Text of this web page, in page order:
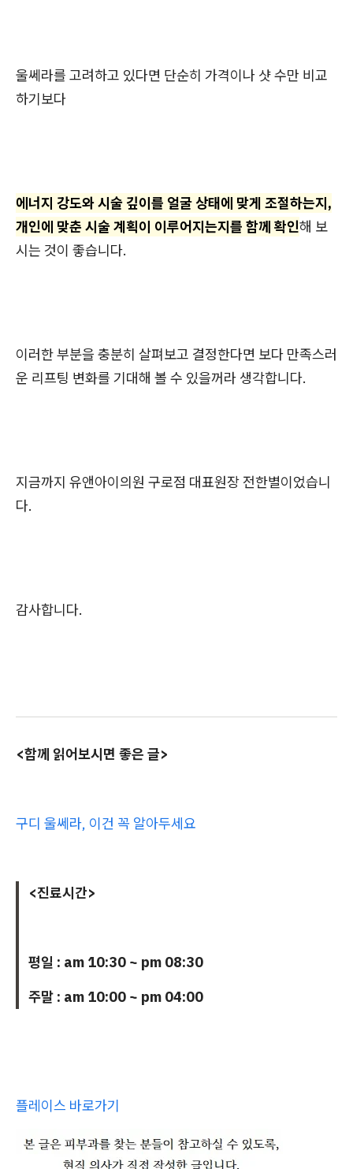
울쎄라를 고려하고 있다면 단순히 가격이나 샷 수만 비교
하기보다
에너지 강도와 시술 깊이를 얼굴 상태에 맞게 조절하는지,
개인에 맞춘 시술 계획이 이루어지는지를 함께 확인해 보
시는 것이 좋습니다.
이러한 부분을 충분히 살펴보고 결정한다면 보다 만족스러
운 리프팅 변화를 기대해 볼 수 있을꺼라 생각합니다.
지금까지 유앤아이의원 구로점 대표원장 전한별이었습니
다.
감사합니다.
<함께 읽어보시면 좋은 글>
구디 울쎄라, 이건 꼭 알아두세요
<진료시간>
평일 : am 10:30 ~ pm 08:30
주말 : am 10:00 ~ pm 04:00
플레이스 바로가기